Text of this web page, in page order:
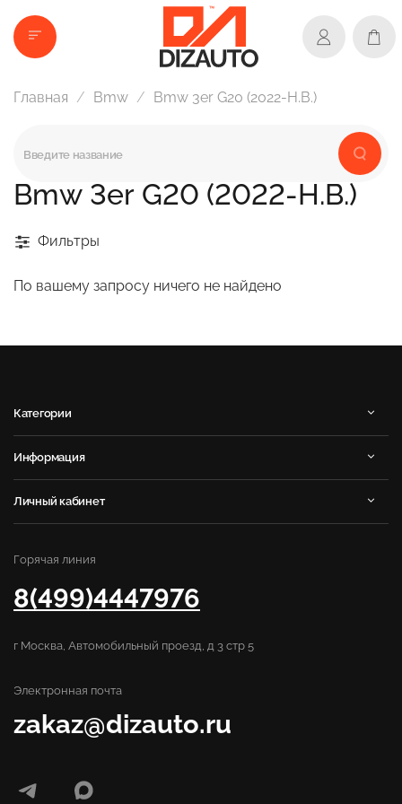
Главная Bmw Bmw 3er G20 (2022-Н.В.)
Bmw 3er G20 (2022-Н.В.)
Фильтры
По вашему запросу ничего не найдено
Категории
Информация
Личный кабинет
Горячая линия
8(499)4447976
г Москва, Автомобильный проезд, д 3 стр 5
Электронная почта
zakaz@dizauto.ru